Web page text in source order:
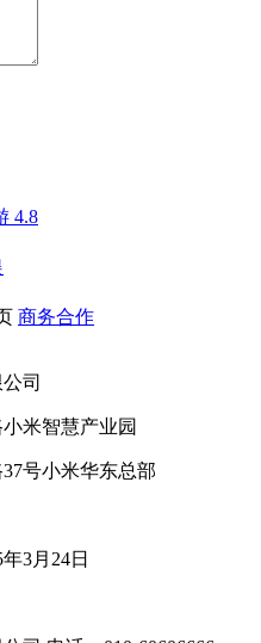
4.8
商务合作
司
米智慧产业园
号小米华东总部
3月24日